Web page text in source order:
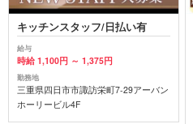
キッチンスタッフ/日払い有
給与
時給 1,100円 ～ 1,375円
勤務地
三重県四日市市諏訪栄町7-29アーバン
ホーリービル4F